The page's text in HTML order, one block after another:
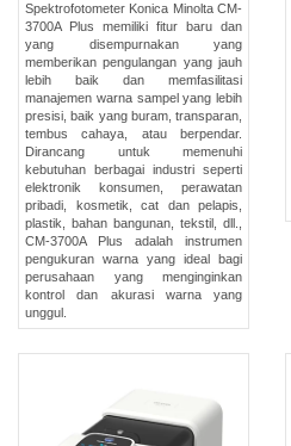
Tekan
dan
Percetakan
Tekstil
Produk
Pengukuran
Warna
Pengukuran
Penampilan
Pengukuran
Cahaya
Spektrofotometer Konica Minolta CM-
3700A Plus memiliki fitur baru dan
yang disempurnakan yang
memberikan pengulangan yang jauh
lebih baik dan memfasilitasi
manajemen warna sampel yang lebih
presisi, baik yang buram, transparan,
tembus cahaya, atau berpendar.
Dirancang untuk memenuhi
kebutuhan berbagai industri seperti
elektronik konsumen, perawatan
pribadi, kosmetik, cat dan pelapis,
plastik, bahan bangunan, tekstil, dll.,
CM-3700A Plus adalah instrumen
pengukuran warna yang ideal bagi
perusahaan yang menginginkan
kontrol dan akurasi warna yang
unggul.